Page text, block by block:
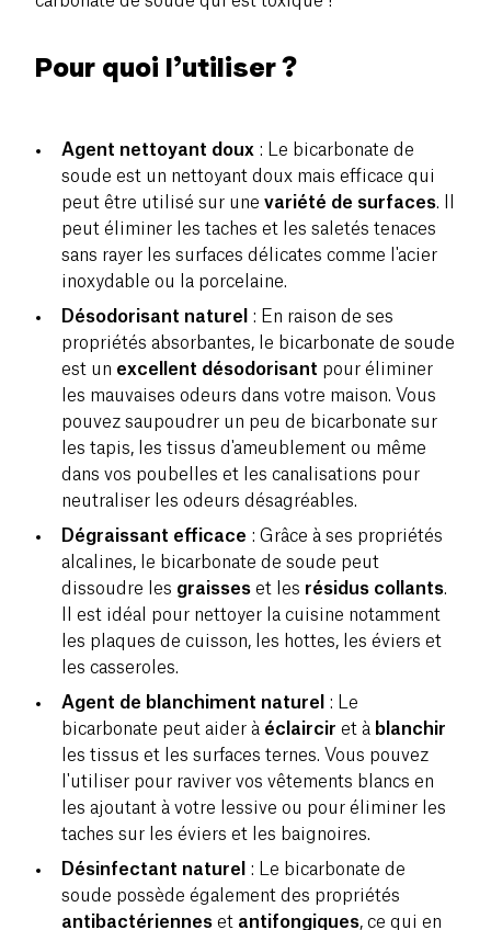
Pour quoi l’utiliser ?
Agent nettoyant doux : Le bicarbonate de
soude est un nettoyant doux mais efficace qui
peut être utilisé sur une variété de surfaces. Il
peut éliminer les taches et les saletés tenaces
sans rayer les surfaces délicates comme l'acier
inoxydable ou la porcelaine.
Désodorisant naturel
: En raison de ses
propriétés absorbantes, le bicarbonate de soude
est un excellent désodorisant pour éliminer
les mauvaises odeurs dans votre maison. Vous
pouvez saupoudrer un peu de bicarbonate sur
les tapis, les tissus d'ameublement ou même
dans vos poubelles et les canalisations pour
neutraliser les odeurs désagréables.
Dégraissant efficace : Grâce à ses propriétés
alcalines, le bicarbonate de soude peut
dissoudre les graisses et les résidus collants.
Il est idéal pour nettoyer la cuisine notamment
les plaques de cuisson, les hottes, les éviers et
les casseroles.
Agent de blanchiment naturel
: Le
bicarbonate peut aider à éclaircir et à blanchir
les tissus et les surfaces ternes. Vous pouvez
l'utiliser pour raviver vos vêtements blancs en
les ajoutant à votre lessive ou pour éliminer les
taches sur les éviers et les baignoires.
Désinfectant naturel
: Le bicarbonate de
soude possède également des propriétés
antibactériennes et antifongiques, ce qui en